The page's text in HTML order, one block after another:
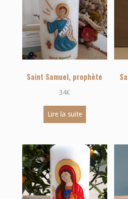
Saint Samuel, prophète
34€
Lire la suite